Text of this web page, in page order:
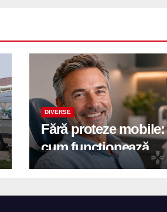
DIVERSE
Fără proteze mobile:
cum funcționează
reabilitarea completă